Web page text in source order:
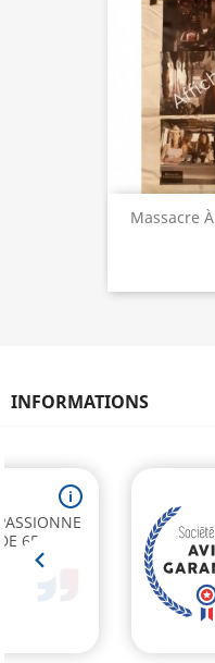
Massacre
INFORMATIONS